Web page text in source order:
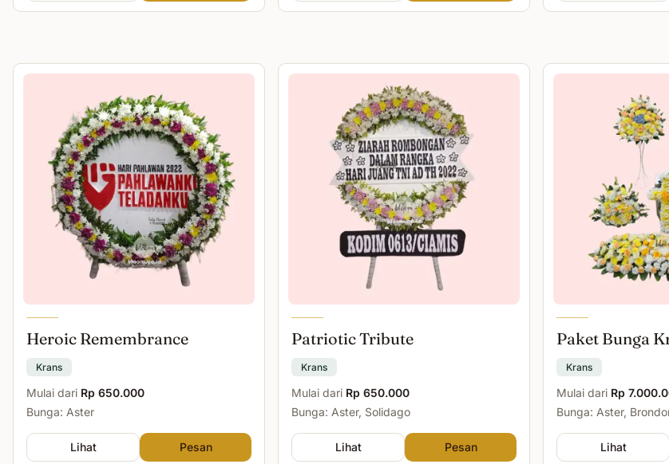
Heroic Remembrance
Krans
Mulai dari Rp 650.000
Bunga: Aster
Lihat Pesan
Patriotic Tribute
Krans
Mulai dari Rp 650.000
Bunga: Aster, Solidago
Lihat Pesan
Paket Bunga
Krans
Mulai dari Rp
Bunga: Aster,
Lihat